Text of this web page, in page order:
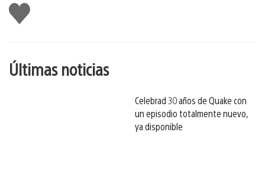
Me
gusta
Últimas noticias
Celebrad 30 años de Quake con
un episodio totalmente nuevo,
ya disponible